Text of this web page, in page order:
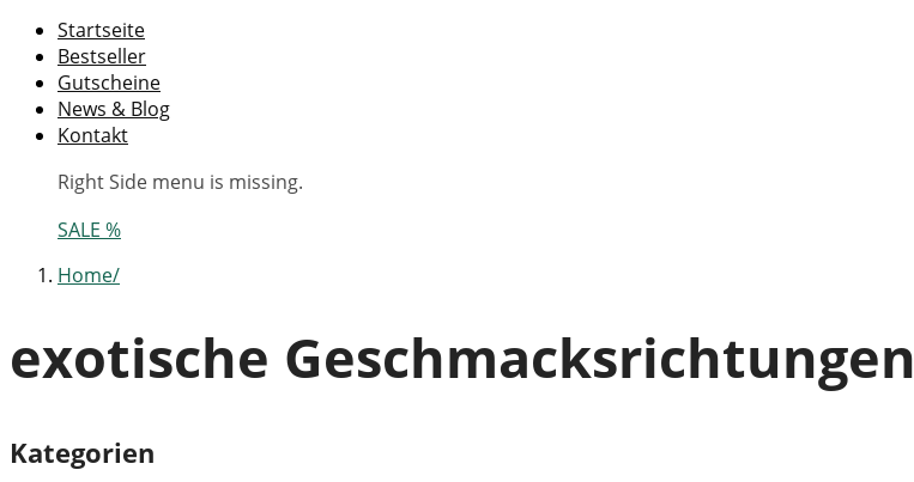
Startseite
Bestseller
Gutscheine
News & Blog
Kontakt
Right Side menu is missing.
SALE %
Home
exotische Geschmacksrichtungen
Kategorien